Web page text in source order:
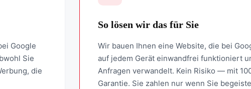
Google
Sie
die
So lösen wir das für Sie
Wir bauen Ihnen eine Website, die bei
auf jedem Gerät einwandfrei funktioniert
Anfragen verwandelt. Kein Risiko — mit
Garantie. Sie zahlen nur wenn Sie